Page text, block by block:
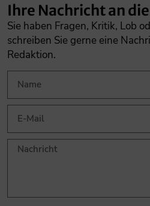
Ihre Nachricht an
Sie haben Fragen, Kritik, Lob
schreiben Sie gerne eine
Redaktion.